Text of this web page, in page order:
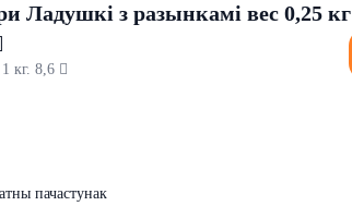
Ладушкi з разынкамi вес 0,25 кг
кг. 8,6 
пачастунак